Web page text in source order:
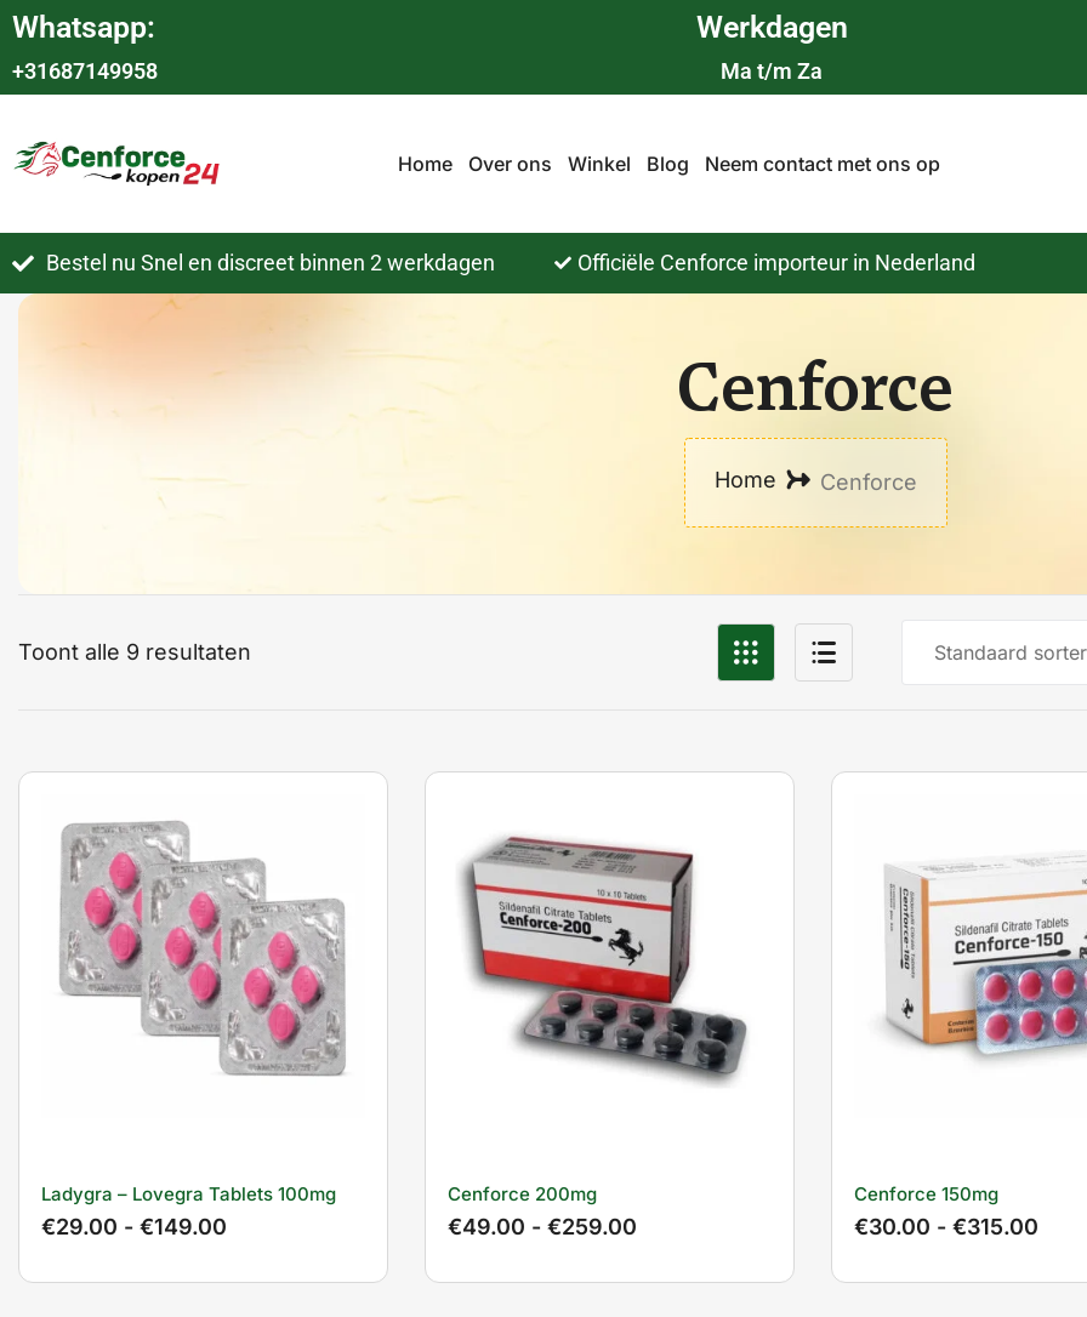
Whatsapp:
+31687149958
Werkdagen
Ma t/m Za
Home Over ons Winkel Blog Neem contact met ons op
Bestel nu Snel en discreet binnen 2 werkdagen Officiële Cenforce importeur in Nederland
Cenforce
Home Cenforce
Toont alle 9 resultaten Standaard
Ladygra – Lovegra Tablets 100mg
€29.00 - €149.00
Cenforce 200mg
€49.00 - €259.00
Cenforce 150mg
€30.00 - €315.00